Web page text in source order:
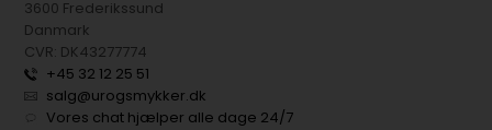
3600 Frederikssund
Danmark
CVR: DK43277774
+45 32 12 25 51
salg@urogsmykker.dk
Vores chat hjælper alle dage 24/7